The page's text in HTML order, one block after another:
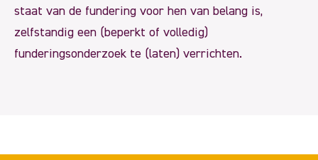
staat van de fundering voor hen van belang is,
zelfstandig een (beperkt of volledig)
funderingsonderzoek te (laten) verrichten.